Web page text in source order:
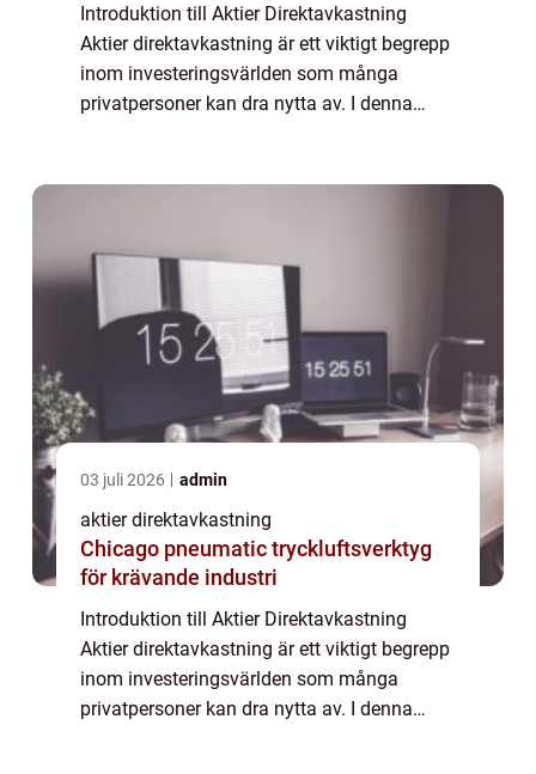
Introduktion till Aktier Direktavkastning
Aktier direktavkastning är ett viktigt begrepp
inom investeringsvärlden som många
privatpersoner kan dra nytta av. I denna
03 juli 2026 admin
aktier direktavkastning
Chicago pneumatic tryckluftsverktyg
för krävande industri
Introduktion till Aktier Direktavkastning
Aktier direktavkastning är ett viktigt begrepp
inom investeringsvärlden som många
privatpersoner kan dra nytta av. I denna